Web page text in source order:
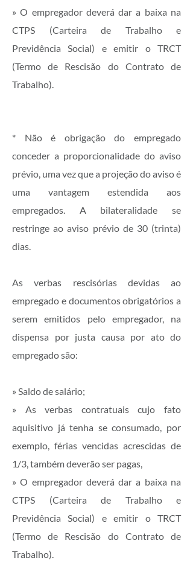
» O empregador deverá dar a baixa na
CTPS (Carteira de Trabalho e
Previdência Social) e emitir o TRCT
(Termo de Rescisão do Contrato de
Trabalho).
* Não é obrigação do empregado
conceder a proporcionalidade do aviso
prévio, uma vez que a projeção do aviso é
uma vantagem estendida aos
empregados. A bilateralidade se
restringe ao aviso prévio de 30 (trinta)
dias.
As verbas rescisórias devidas ao
empregado e documentos obrigatórios a
serem emitidos pelo empregador, na
dispensa por justa causa por ato do
empregado são:
» Saldo de salário;
» As verbas contratuais cujo fato
aquisitivo já tenha se consumado, por
exemplo, férias vencidas acrescidas de
1/3, também deverão ser pagas,
» O empregador deverá dar a baixa na
CTPS (Carteira de Trabalho e
Previdência Social) e emitir o TRCT
(Termo de Rescisão do Contrato de
Trabalho).